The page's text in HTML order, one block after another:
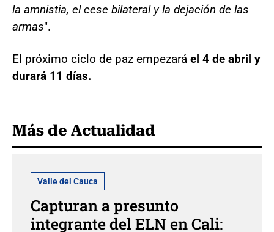
la amnistia, el cese bilateral y la dejación de las
armas".
El próximo ciclo de paz empezará el 4 de abril y
durará 11 días.
Más de Actualidad
Valle del Cauca
Capturan a presunto
integrante del ELN en Cali: